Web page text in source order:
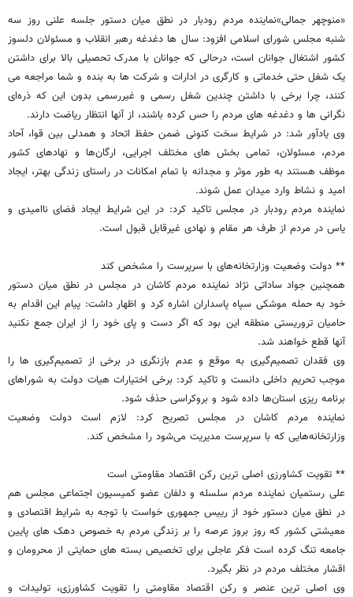
«منوچهر جمالی»نماینده مردم رودبار در نطق میان دستور جلسه علنی روز سه
شنبه مجلس شورای اسلامی افزود: سال ها دغدغه رهبر انقلاب و مسئولان دلسوز
کشور اشتغال جوانان است، درحالی که جوانان با مدرک تحصیلی بالا برای داشتن
یک شغل حتی خدماتی و کارگری در ادارات و شرکت ها به بنده و شما مراجعه می
کنند، چرا برخی با داشتن چندین شغل رسمی و غیررسمی بدون این که ذره‌ای
نگرانی ها و دغدغه های مردم را حس کرده باشند، از آنها انتظار ریاضت دارند.
وی یادآور شد: در شرایط سخت کنونی ضمن حفظ اتحاد و همدلی بین قوا، آحاد
مردم، مسئولان، تمامی بخش های مختلف اجرایی، ارگان‌ها و نهادهای کشور
موظف‌ هستند به طور موثر و مجدانه با تمام امکانات در راستای زندگی بهتر، ایجاد
امید و نشاط وارد میدان عمل شوند.
نماینده مردم رودبار در مجلس تاکید کرد: در این شرایط ایجاد فضای ناامیدی و
یاس در مردم از طرف هر مقام و نهادی غیرقابل قبول است.
** دولت وضعیت وزارتخانه‌های با سرپرست را مشخص کند
همچنین جواد ساداتی نژاد نماینده مردم کاشان در مجلس در نطق میان دستور
خود به حمله موشکی سپاه پاسداران اشاره کرد و اظهار داشت: پیام این اقدام به
حامیان تروریستی منطقه این بود که اگر دست و پای خود را از ایران جمع نکنید
آنها قطع خواهند شد.
وی فقدان تصمیم‌گیری به موقع و عدم بازنگری در برخی از تصمیم‌گیری ها را
موجب تحریم داخلی دانست و تاکید کرد: برخی اختیارات هیات دولت به شوراهای
برنامه ریزی استان‌ها داده شود و بروکراسی حذف شود.
نماینده مردم کاشان در مجلس تصریح کرد: لازم است دولت وضعیت
وزارتخانه‌هایی که با سرپرست مدیریت می‌شود را مشخص کند.
** تقویت کشاورزی اصلی ترین رکن اقتصاد مقاومتی است
علی رستمیان نماینده مردم سلسله و دلفان عضو کمیسیون اجتماعی مجلس هم
در نطق میان دستور خود از رییس جمهوری خواست با توجه به شرایط اقتصادی و
معیشتی کشور که روز بروز عرصه را بر زندگی مردم به خصوص دهک های پایین
جامعه تنگ کرده است فکر عاجلی برای تخصیص بسته های حمایتی از محرومان و
اقشار مختلف مردم در نظر بگیرد.
وی اصلی ترین عنصر و رکن اقتصاد مقاومتی را تقویت کشاورزی، تولیدات و